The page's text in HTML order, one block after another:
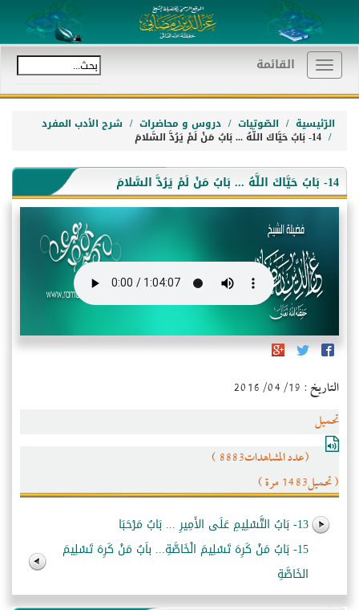
Toggle
navigation
القائمة
الرّئيسية الصّوتيات دروس و محاضرات شرح الأدب المفرد
14- بَابُ حَيَّاكَ اللَّهُ ... بَابُ مَنْ لَمْ يَرُدَّ السَّلامَ
14- بَابُ حَيَّاكَ اللَّهُ ... بَابُ مَنْ لَمْ يَرُدَّ السَّلامَ
التاريخ : 2016/04/19
تحميل
(عدد المشاهدات8883 )
( تحميل1483 مرة )
13- بَابُ التَّسْلِيمِ عَلَى الأَمِيرِ ... بَابُ مَرْحَبَا
15- بَابُ مَنْ كَرِهَ تَسْلِيمَ الْخَاصَّةِ... باَبُ مَنْ كَرِهَ تَسْلِيمَ
الخَاصَّةِ